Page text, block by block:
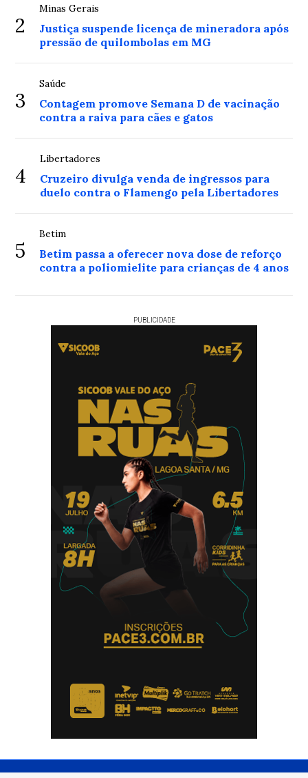
2
Minas Gerais
Justiça suspende licença de mineradora após
pressão de quilombolas em MG
3
Saúde
Contagem promove Semana D de vacinação
contra a raiva para cães e gatos
4
Libertadores
Cruzeiro divulga venda de ingressos para
duelo contra o Flamengo pela Libertadores
5
Betim
Betim passa a oferecer nova dose de reforço
contra a poliomielite para crianças de 4 anos
PUBLICIDADE